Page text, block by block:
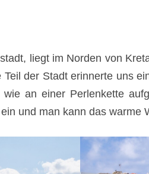
liegt im Norden von
der Stadt erinnerte uns
an einer Perlenkette
und man kann das